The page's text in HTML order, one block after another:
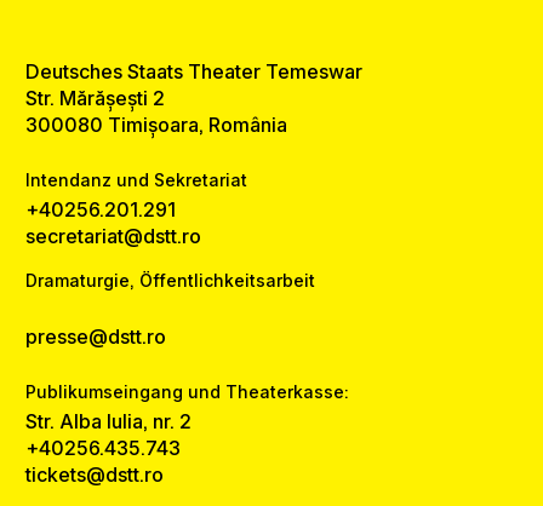
Deutsches Staats Theater Temeswar
Str. Mărășești 2
300080 Timișoara, România
Intendanz und Sekretariat
+40256.201.291
secretariat@dstt.ro
Dramaturgie, Öffentlichkeitsarbeit
presse@dstt.ro
Publikumseingang und Theaterkasse:
Str. Alba Iulia, nr. 2
+40256.435.743
tickets@dstt.ro